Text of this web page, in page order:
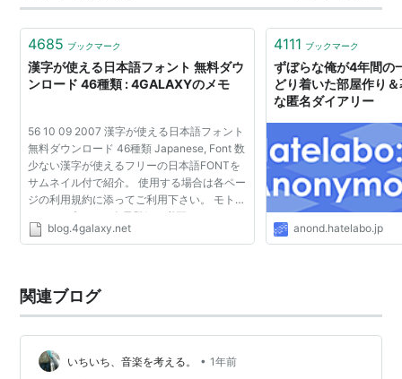
4685 ブックマーク
漢字が使える日本語フォント 無料ダウ
ンロード 46種類 : 4GALAXYのメモ
56 10 09 2007 漢字が使える日本語フォント
無料ダウンロード 46種類 Japanese, Font 数
少ない漢字が使えるフリーの日本語FONTを
サムネイル付で紹介。 使用する場合は各ペー
ジの利用規約に添ってご利用下さい。 モトヤ
- トップページ 会員登録が必要です。
Holiday MDJP02 - トップページ キャパニ
blog.4galaxy.net
4111 ブックマーク
ずぼらな俺が4年間の
どり着いた部屋作り
な匿名ダイアリー
anond.hatelabo.jp
関連ブログ
いちいち、音楽を考える。 • 1年前